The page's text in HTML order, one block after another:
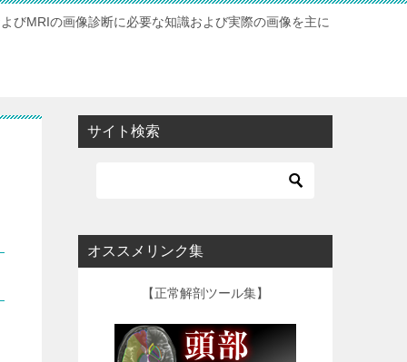
びMRIの画像診断に必要な知識および実際の画像を主に
サイト検索
オススメリンク集
【正常解剖ツール集】